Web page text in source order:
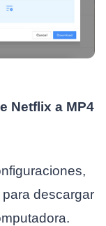
Netflix a MP4
descargar